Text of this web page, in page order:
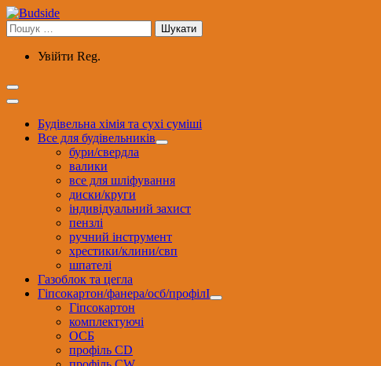
Перейти
до
вмісту
Пошук:
Увійти Reg.
Будівельна хімія та сухі суміші
Все для будівельників
бури/свердла
валики
все для шліфування
диски/круги
індивідуальний захист
пензлі
ручний інструмент
хрестики/клини/свп
шпателі
Газоблок та цегла
Гіпсокартон/фанера/осб/профілІ
Гіпсокартон
комплектуючі
ОСБ
профіль CD